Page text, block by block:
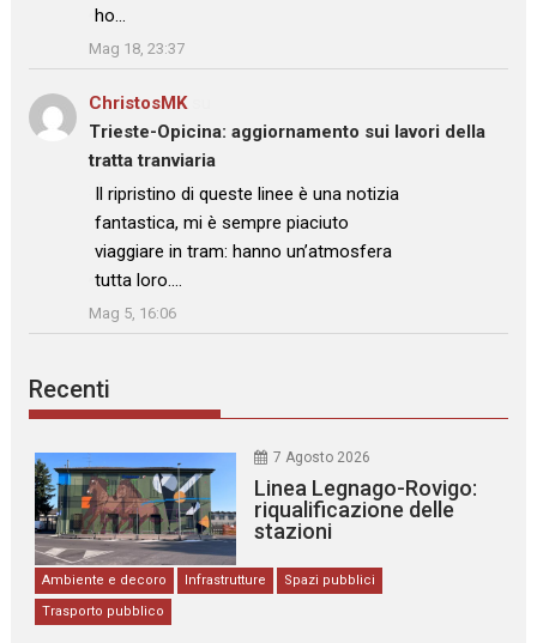
ho…
”
Mag 18, 23:37
ChristosMKsu
Trieste-Opicina: aggiornamento sui lavori della
tratta tranviaria
: “
Il ripristino di queste linee è una notizia
fantastica, mi è sempre piaciuto
viaggiare in tram: hanno un’atmosfera
tutta loro.…
”
Mag 5, 16:06
Recenti
7 Agosto 2026
Linea Legnago-Rovigo:
riqualificazione delle
stazioni
Ambiente e decoro Infrastrutture
Spazi pubblici
Trasporto pubblico